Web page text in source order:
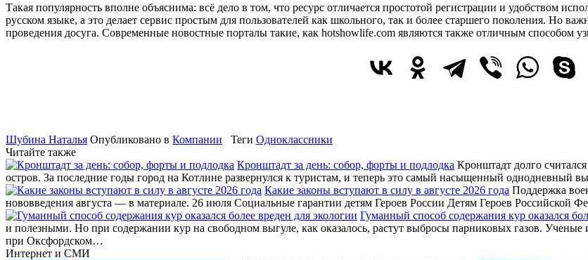
Такая популярность вполне объяснима: всё дело в том, что ресурс отличается простотой регистрации и удобством
русском языке, а это делает сервис простым для пользователей как школьного, так и более старшего поколения. Но
проведения досуга. Современные новостные порталы такие, как hotshowlife.com являются также отличным способом
Шубина Наталья Опубликовано в Компании Теги Одноклассники
Читайте также
Кронштадт за день: собор, форты и подлодка Кронштадт долго
остров. За последние годы город на Котлине развернулся к туристам, и теперь это самый насыщенный однодневный
Какие законы вступают в силу в августе 2026 года Поддержка
нововведения августа — в материале. 26 июля Социальные гарантии детям Героев России Детям Героев Российской
Гуманный способ содержания кур оказался
и полезными. Но при содержании кур на свободном выгуле, как оказалось, растут выбросы парниковых газов.
при Оксфордском…
Интернет и СМИ